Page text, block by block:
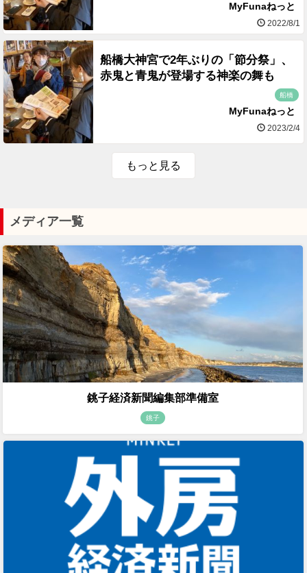
MyFunaねっと
2022/8/1
船橋大神宮で2年ぶりの「節分祭」、
赤鬼と青鬼が登場する神楽の舞も
船橋
MyFunaねっと
2023/2/4
もっと見る
メディア一覧
銚子経済新聞編集部準備室
銚子